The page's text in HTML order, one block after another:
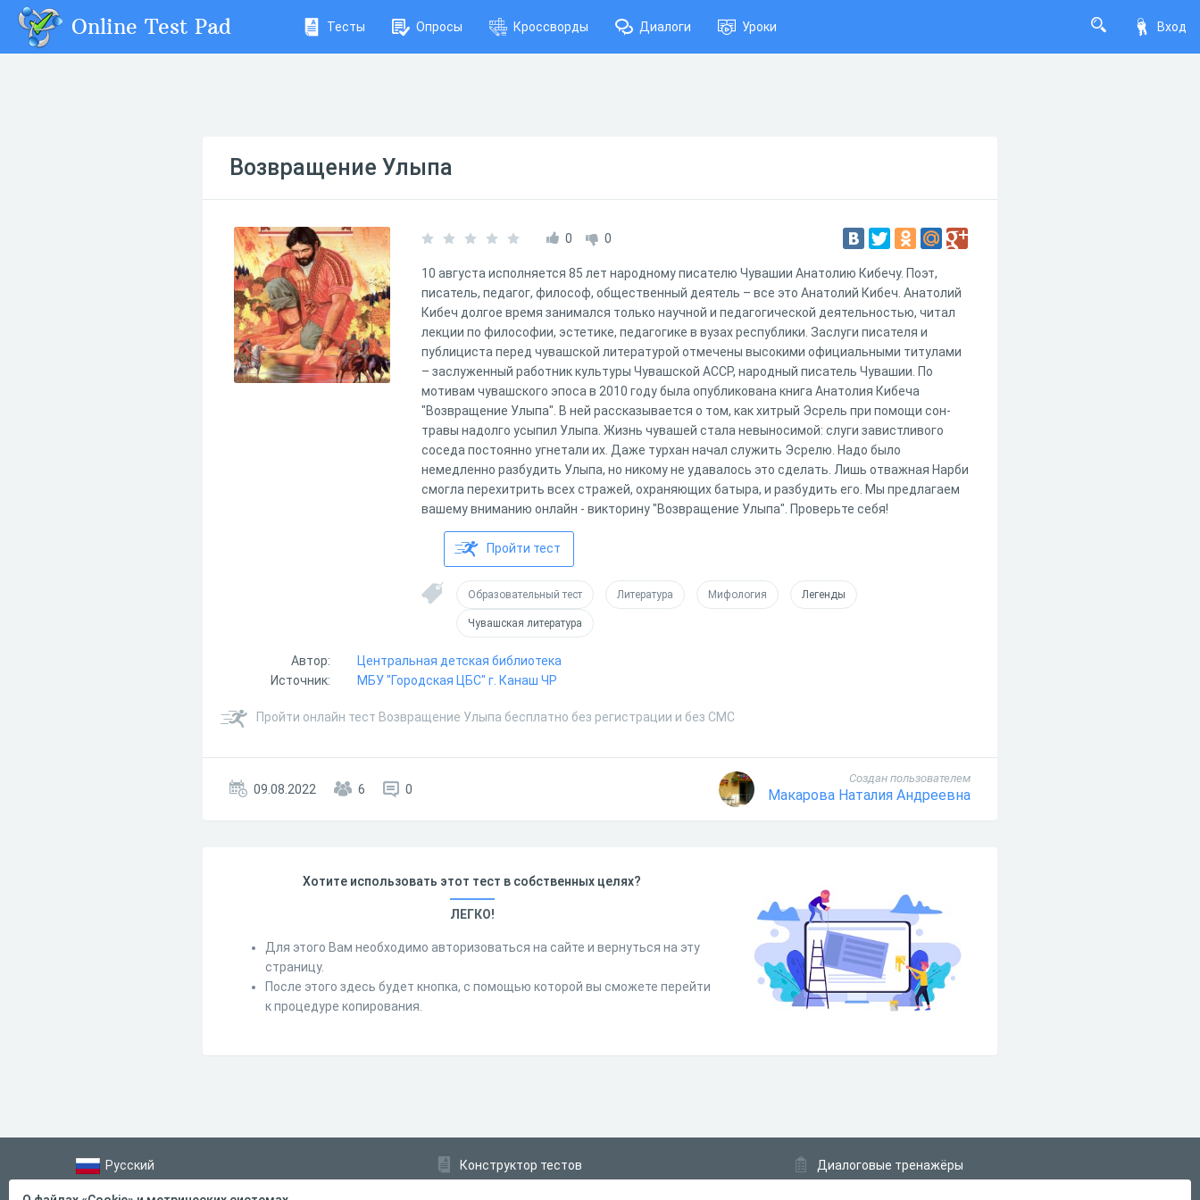
Вход
Online Test Pad Тесты Опросы Кроссворды Диалоги Уроки
Возвращение Улыпа
0 0
10 августа исполняется 85 лет народному писателю Чувашии Анатолию Кибечу. Поэт,
писатель, педагог, философ, общественный деятель – все это Анатолий Кибеч. Анатолий
Кибеч долгое время занимался только научной и педагогической деятельностью, читал
лекции по философии, эстетике, педагогике в вузах республики. Заслуги писателя и
публициста перед чувашской литературой отмечены высокими официальными титулами
– заслуженный работник культуры Чувашской АССР, народный писатель Чувашии. По
мотивам чувашского эпоса в 2010 году была опубликована книга Анатолия Кибеча
"Возвращение Улыпа". В ней рассказывается о том, как хитрый Эсрель при помощи сон-
травы надолго усыпил Улыпа. Жизнь чувашей стала невыносимой: слуги завистливого
соседа постоянно угнетали их. Даже турхан начал служить Эсрелю. Надо было
немедленно разбудить Улыпа, но никому не удавалось это сделать. Лишь отважная Нарби
смогла перехитрить всех стражей, охраняющих батыра, и разбудить его. Мы предлагаем
вашему вниманию онлайн - викторину "Возвращение Улыпа". Проверьте себя!
Пройти тест
Образовательный тест Литература Мифология Легенды
Чувашская литература
Автор:
Центральная детская библиотека
Источник:
МБУ "Городская ЦБС" г. Канаш ЧР
Пройти онлайн тест Возвращение Улыпа бесплатно без регистрации и без СМС
09.08.2022 6 0
Создан пользователем
Макарова Наталия Андреевна
Хотите использовать этот тест в собственных целях?
ЛЕГКО!
Для этого Вам необходимо авторизоваться на сайте и вернуться на эту
страницу.
После этого здесь будет кнопка, с помощью которой вы сможете перейти
к процедуре копирования.
Русский
Справка
Конструктор тестов
Диалоговые тренажёры